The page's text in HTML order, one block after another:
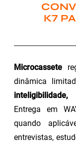
K7
Microcassete
dinâmica
Entrega em
quando
entrevistas,